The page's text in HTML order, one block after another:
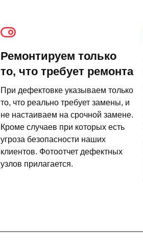
Ремонтируем только
то, что требует ремонта
При дефектовке указываем только
то, что реально требует замены, и
не настаиваем на срочной замене.
Кроме случаев при которых есть
угроза безопасности наших
клиентов. Фотоотчет дефектных
узлов прилагается.